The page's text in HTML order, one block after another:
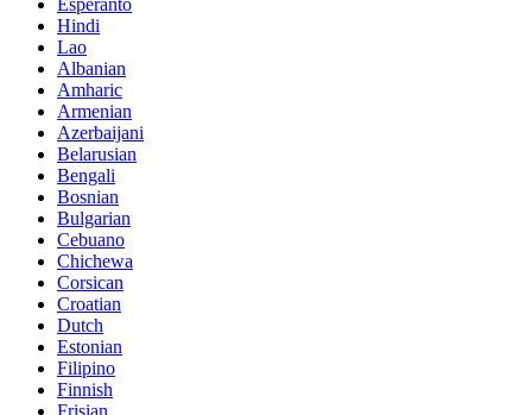
Esperanto
Hindi
Lao
Albanian
Amharic
Armenian
Azerbaijani
Belarusian
Bengali
Bosnian
Bulgarian
Cebuano
Chichewa
Corsican
Croatian
Dutch
Estonian
Filipino
Finnish